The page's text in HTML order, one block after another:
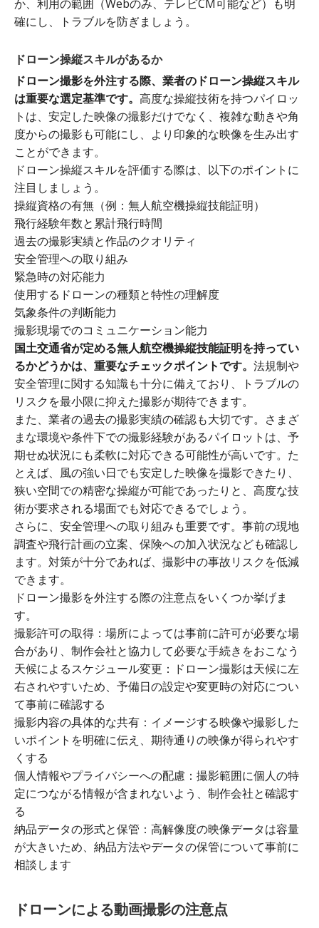
か、利用の範囲（Webのみ、テレビCM可能など）も明
確にし、トラブルを防ぎましょう。
ドローン操縦スキルがあるか
ドローン撮影を外注する際、業者のドローン操縦スキル
は重要な選定基準です。 高度な操縦技術を持つパイロッ
トは、安定した映像の撮影だけでなく、複雑な動きや角
度からの撮影も可能にし、より印象的な映像を生み出す
ことができます。
ドローン操縦スキルを評価する際は、以下のポイントに
注目しましょう。
操縦資格の有無（例：無人航空機操縦技能証明）
飛行経験年数と累計飛行時間
過去の撮影実績と作品のクオリティ
安全管理への取り組み
緊急時の対応能力
使用するドローンの種類と特性の理解度
気象条件の判断能力
撮影現場でのコミュニケーション能力
国土交通省が定める無人航空機操縦技能証明を持ってい
るかどうかは、重要なチェックポイントです。 法規制や
安全管理に関する知識も十分に備えており、トラブルの
リスクを最小限に抑えた撮影が期待できます。
また、業者の過去の撮影実績の確認も大切です。さまざ
まな環境や条件下での撮影経験があるパイロットは、予
期せぬ状況にも柔軟に対応できる可能性が高いです。た
とえば、風の強い日でも安定した映像を撮影できたり、
狭い空間での精密な操縦が可能であったりと、高度な技
術が要求される場面でも対応できるでしょう。
さらに、安全管理への取り組みも重要です。事前の現地
調査や飛行計画の立案、保険への加入状況なども確認し
ます。対策が十分であれば、撮影中の事故リスクを低減
できます。
ドローン撮影を外注する際の注意点をいくつか挙げま
す。
撮影許可の取得：場所によっては事前に許可が必要な場
合があり、制作会社と協力して必要な手続きをおこなう
天候によるスケジュール変更：ドローン撮影は天候に左
右されやすいため、予備日の設定や変更時の対応につい
て事前に確認する
撮影内容の具体的な共有：イメージする映像や撮影した
いポイントを明確に伝え、期待通りの映像が得られやす
くする
個人情報やプライバシーへの配慮：撮影範囲に個人の特
定につながる情報が含まれないよう、制作会社と確認す
る
納品データの形式と保管：高解像度の映像データは容量
が大きいため、納品方法やデータの保管について事前に
相談します
ドローンによる動画撮影の注意点